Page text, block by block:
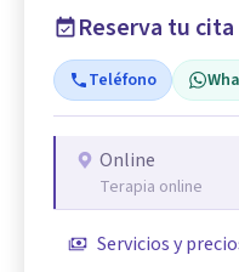
Reserva tu cita
Teléfono
Online
Terapia online
Servicios y